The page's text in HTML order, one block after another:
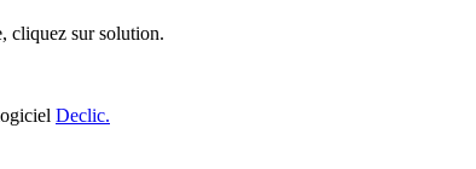
cliquez sur solution.
Declic.